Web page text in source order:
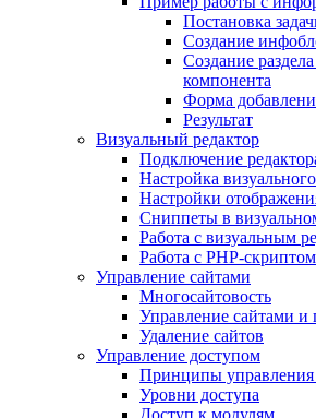
Постановка
Создание
Создание
компонента
Форма
Результат
Визуальный редактор
Подключение
Настройка
Настройки
Сниппеты в
Работа с визуальным
Работа с PHP-скриптом
Управление сайтами
Многосайтовость
Управление сайтами и
Удаление сайтов
Управление доступом
Принципы управления
Уровни доступа
Доступ к модулям